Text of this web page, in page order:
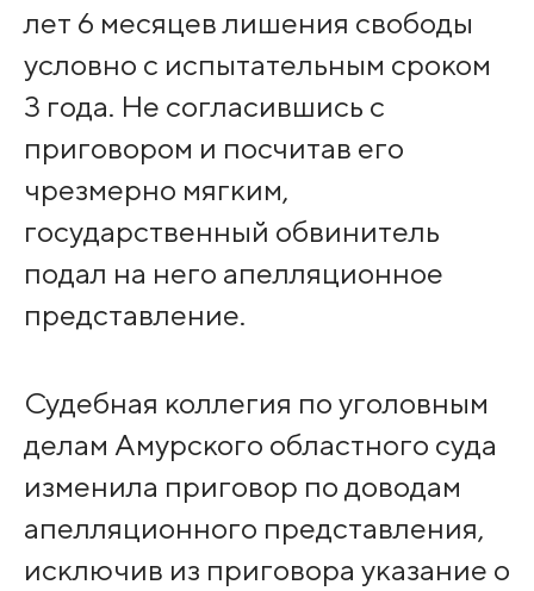
лет 6 месяцев лишения свободы
условно с испытательным сроком
3 года. Не согласившись с
приговором и посчитав его
чрезмерно мягким,
государственный обвинитель
подал на него апелляционное
представление.
Судебная коллегия по уголовным
делам Амурского областного суда
изменила приговор по доводам
апелляционного представления,
исключив из приговора указание о